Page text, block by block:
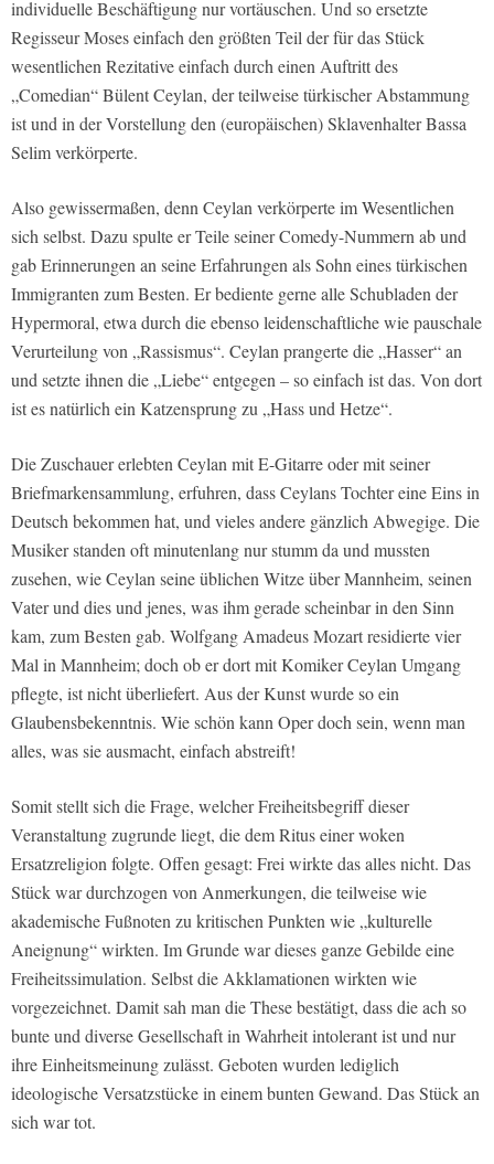
individuelle Beschäftigung nur vortäuschen. Und so ersetzte
Regisseur Moses einfach den größten Teil der für das Stück
wesentlichen Rezitative einfach durch einen Auftritt des
„Comedian“ Bülent Ceylan, der teilweise türkischer Abstammung
ist und in der Vorstellung den (europäischen) Sklavenhalter Bassa
Selim verkörperte.
Also gewissermaßen, denn Ceylan verkörperte im Wesentlichen
sich selbst. Dazu spulte er Teile seiner Comedy-Nummern ab und
gab Erinnerungen an seine Erfahrungen als Sohn eines türkischen
Immigranten zum Besten. Er bediente gerne alle Schubladen der
Hypermoral, etwa durch die ebenso leidenschaftliche wie pauschale
Verurteilung von „Rassismus“. Ceylan prangerte die „Hasser“ an
und setzte ihnen die „Liebe“ entgegen – so einfach ist das. Von dort
ist es natürlich ein Katzensprung zu „Hass und Hetze“.
Die Zuschauer erlebten Ceylan mit E-Gitarre oder mit seiner
Briefmarkensammlung, erfuhren, dass Ceylans Tochter eine Eins in
Deutsch bekommen hat, und vieles andere gänzlich Abwegige. Die
Musiker standen oft minutenlang nur stumm da und mussten
zusehen, wie Ceylan seine üblichen Witze über Mannheim, seinen
Vater und dies und jenes, was ihm gerade scheinbar in den Sinn
kam, zum Besten gab. Wolfgang Amadeus Mozart residierte vier
Mal in Mannheim; doch ob er dort mit Komiker Ceylan Umgang
pflegte, ist nicht überliefert. Aus der Kunst wurde so ein
Glaubensbekenntnis. Wie schön kann Oper doch sein, wenn man
alles, was sie ausmacht, einfach abstreift!
Somit stellt sich die Frage, welcher Freiheitsbegriff dieser
Veranstaltung zugrunde liegt, die dem Ritus einer woken
Ersatzreligion folgte. Offen gesagt: Frei wirkte das alles nicht. Das
Stück war durchzogen von Anmerkungen, die teilweise wie
akademische Fußnoten zu kritischen Punkten wie „kulturelle
Aneignung“ wirkten. Im Grunde war dieses ganze Gebilde eine
Freiheitssimulation. Selbst die Akklamationen wirkten wie
vorgezeichnet. Damit sah man die These bestätigt, dass die ach so
bunte und diverse Gesellschaft in Wahrheit intolerant ist und nur
ihre Einheitsmeinung zulässt. Geboten wurden lediglich
ideologische Versatzstücke in einem bunten Gewand. Das Stück an
sich war tot.